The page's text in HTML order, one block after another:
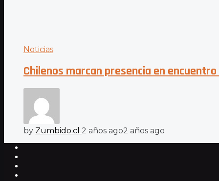
Noticias
Chilenos marcan presencia en
by Zumbido.cl 2 años ago2 años ago